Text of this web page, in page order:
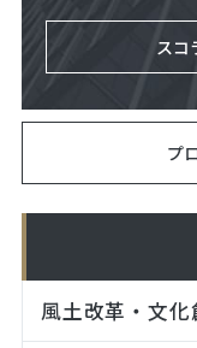
スコ
プ
風土改革・文